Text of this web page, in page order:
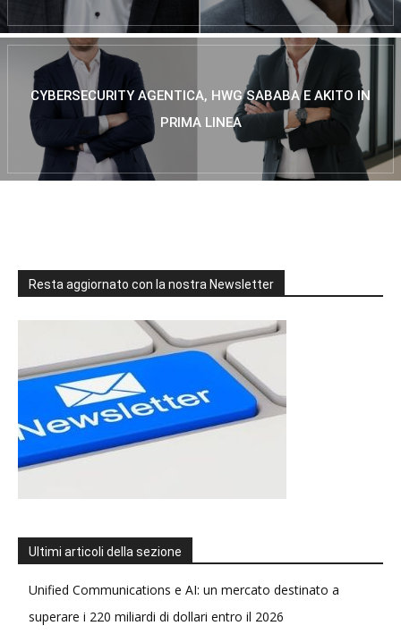
CYBERSECURITY AGENTICA, HWG SABABA E AKITO IN
PRIMA LINEA
Resta aggiornato con la nostra Newsletter
Ultimi articoli della sezione
Unified Communications e AI: un mercato destinato a
superare i 220 miliardi di dollari entro il 2026